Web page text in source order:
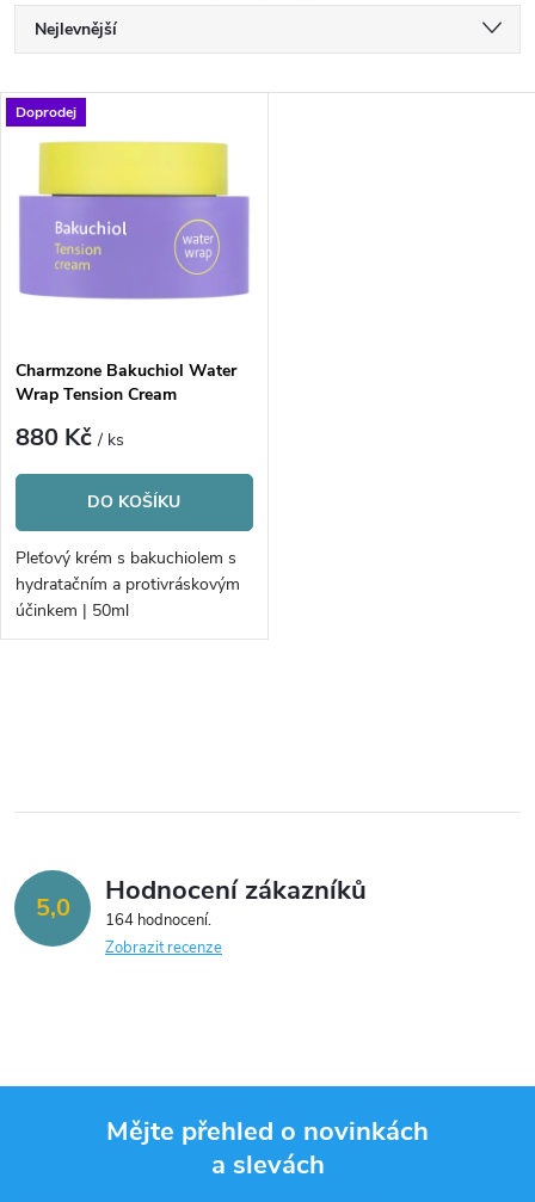
Ř
a
e
p
r
o
d
u
ů
Nejlevnější
Nejprodávanější
V
ý
i
s
p
r
o
d
u
Doprodej
Charmzone Bakuchiol Water
Wrap Tension Cream
880 Kč/ ks
DO KOŠÍKU
Pleťový krém s bakuchiolem s
hydratačním a protivráskovým
účinkem | 50ml
l
d
a
p
5,0 Hodnocení zákazníků
164 hodnocení
Zobrazit recenze
Mějte přehled o novinkách
a slevách